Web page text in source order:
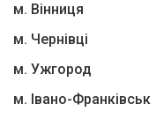
м. Вінниця
м. Чернівці
м. Ужгород
м. Івано-Франківськ